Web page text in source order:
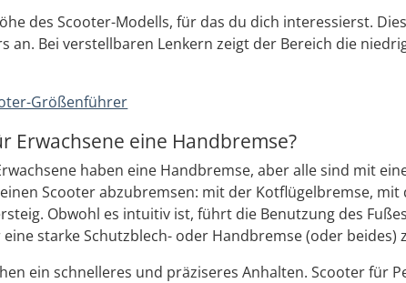
des Scooter-Modells, für das du dich interessierst.
an. Bei verstellbaren Lenkern zeigt der Bereich die
Größenführer
Erwachsene eine Handbremse?
haben eine Handbremse, aber alle sind mit
Scooter abzubremsen: mit der Kotflügelbremse,
Obwohl es intuitiv ist, führt die Benutzung des
starke Schutzblech- oder Handbremse (oder beides)
ein schnelleres und präziseres Anhalten. Scooter für